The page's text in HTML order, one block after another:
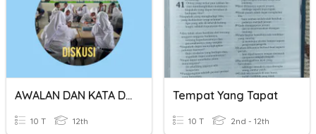
AWALAN DAN KATA DEPAN
10 T 12th
Tempat Yang Tapat
10 T 2nd - 12th